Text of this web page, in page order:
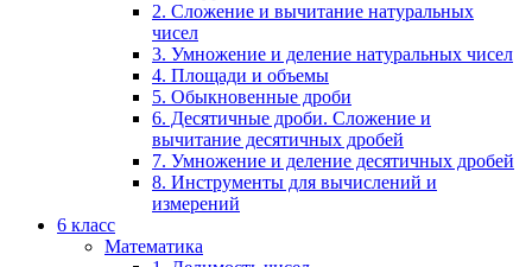
2. Сложение и вычитание натуральных
чисел
3. Умножение и деление натуральных чисел
4. Площади и объемы
5. Обыкновенные дроби
6. Десятичные дроби. Сложение и
вычитание десятичных дробей
7. Умножение и деление десятичных дробей
8. Инструменты для вычислений и
измерений
6 класс
Математика